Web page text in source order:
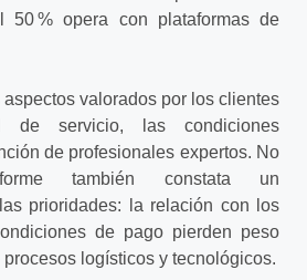
50 % opera con plataformas de
valorados por los clientes
de servicio, las condiciones
de profesionales expertos. No
también constata un
prioridades: la relación con los
de pago pierden peso
logísticos y tecnológicos.